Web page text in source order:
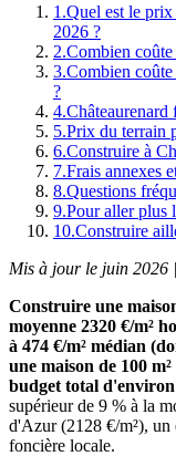
1 .Quel est le prix
2026 ?
2.Combien
3.Combien coûte
?
4.Châteaurenard
5.Prix du terrain
6.Construire à
7.Frais annexes
8.Questions
9.Pour aller plus
10.Construire
Mis à jour le juin 2026
Construire une
moyenne 2320 €/m²
à 474 €/m² médian
une maison de 100
budget total d'environ
supérieur de 9 % à la
d'Azur (2128 €/m²), un
foncière locale.